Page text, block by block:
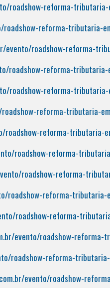
roadshow-reforma-
roadshow-reforma-tributaria-
evento/roadshow-reforma-
roadshow-reforma-
roadshow-reforma-
reforma-tributaria-
roadshow-reforma-tributaria-
roadshow-reforma-
roadshow-reforma-
roadshow-reforma-
roadshow-reforma-
evento/roadshow-
roadshow-reforma-
evento/roadshow-